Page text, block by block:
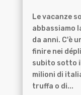
Le vacanze
abbassiamo
da anni. C'è
finire nei
subito sotto
milioni di
truffa o di...